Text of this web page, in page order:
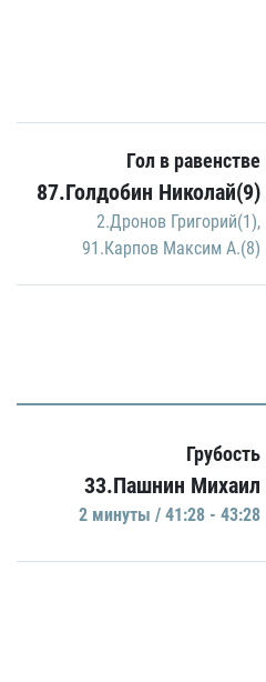
Гол в равенстве
87.Голдобин Николай(9)
2.Дронов Григорий(1),
91.Карпов Максим А.(8)
Грубость
33.Пашнин Михаил
2 минуты / 41:28 - 43:28